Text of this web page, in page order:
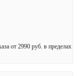
от 2990 руб. в пределах